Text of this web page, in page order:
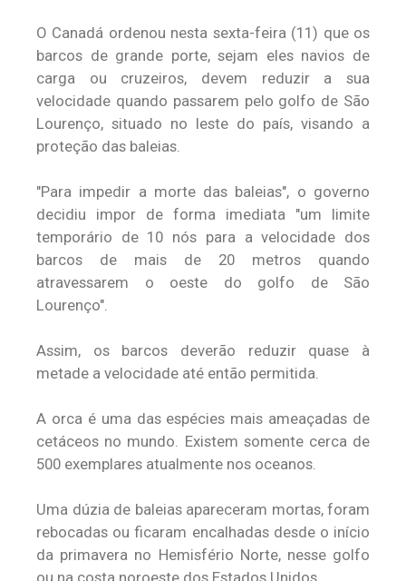
O Canadá ordenou nesta sexta-feira (11) que os
barcos de grande porte, sejam eles navios de
carga ou cruzeiros, devem reduzir a sua
velocidade quando passarem pelo golfo de São
Lourenço, situado no leste do país, visando a
proteção das baleias.
"Para impedir a morte das baleias", o governo
decidiu impor de forma imediata "um limite
temporário de 10 nós para a velocidade dos
barcos de mais de 20 metros quando
atravessarem o oeste do golfo de São
Lourenço".
Assim, os barcos deverão reduzir quase à
metade a velocidade até então permitida.
A orca é uma das espécies mais ameaçadas de
cetáceos no mundo. Existem somente cerca de
500 exemplares atualmente nos oceanos.
Uma dúzia de baleias apareceram mortas, foram
rebocadas ou ficaram encalhadas desde o início
da primavera no Hemisfério Norte, nesse golfo
ou na costa noroeste dos Estados Unidos.